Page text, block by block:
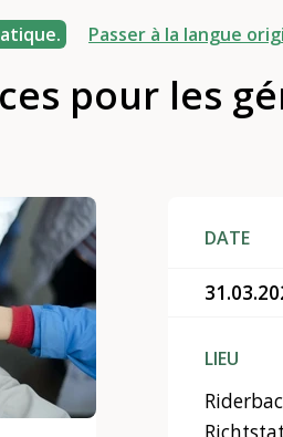
Passer à la langue
pour les
DATE
LIEU